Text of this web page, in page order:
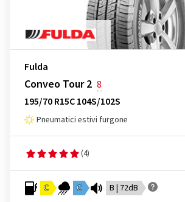
Fulda
Conveo Tour 2 8
195/70 R15C 104S/102S
Pneumatici estivi furgone
(4)
C C B | 72dB